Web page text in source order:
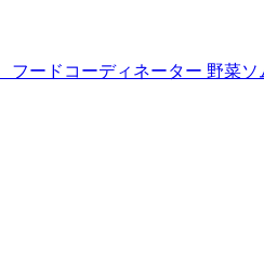
フードコーディネーター 野菜